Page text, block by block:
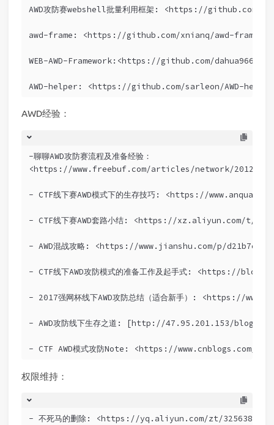
AWD攻防赛webshell批量利用框架: <https://github.com/
awd-frame: <https://github.com/xnianq/awd-frame>
WEB-AWD-Framework:<https://github.com/dahua966/
AWD-helper: <https://github.com/sarleon/AWD-
AWD经验：
-聊聊AWD攻防赛流程及准备经验：
<https://www.freebuf.com/articles/network/
- CTF线下赛AWD模式下的生存技巧: <https://
- CTF线下赛AWD套路小结: <https://xz.aliyun.com/t/25>
- AWD混战攻略: <https://www.jianshu.com/p/
- CTF线下AWD攻防模式的准备工作及起手式: <https://
- 2017强网杯线下AWD攻防总结（适合新手）: <https://
- AWD攻防线下生存之道: [http://47.95.201.153/blog/AWD攻防
- CTF AWD模式攻防Note: <https://www.cnblogs.com/
权限维持：
- 不死马的删除: <https://yq.aliyun.com/zt/325638>